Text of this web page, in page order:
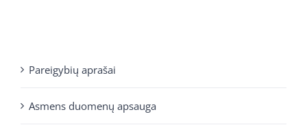
Pareigybių aprašai
Asmens duomenų apsauga